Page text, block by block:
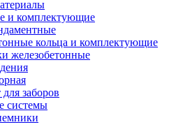
и комплектующие
кольца и комплектующие
железобетонные
заборов
системы